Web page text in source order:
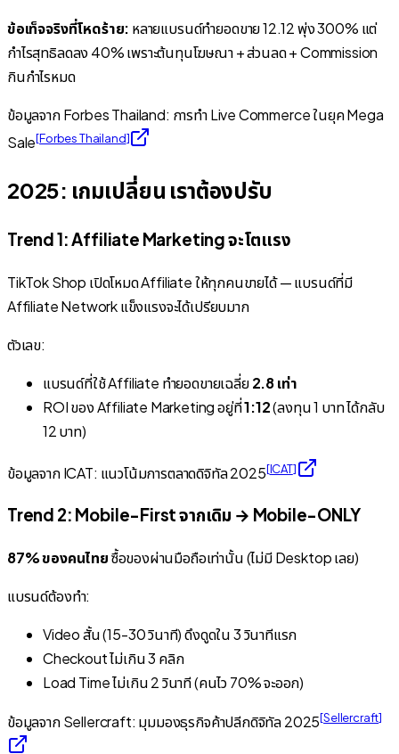
ข้อเท็จจริงที่โหดร้าย: หลายแบรนด์ทำยอดขาย 12.12 พุ่ง 300% แต่
กำไรสุทธิลดลง 40% เพราะต้นทุนโฆษณา + ส่วนลด + Commission
กินกำไรหมด
ข้อมูลจาก Forbes Thailand: การทำ Live Commerce ในยุค Mega
Sale[Forbes Thailand]
2025: เกมเปลี่ยน เราต้องปรับ
Trend 1: Affiliate Marketing จะโตแรง
TikTok Shop เปิดโหมด Affiliate ให้ทุกคนขายได้ — แบรนด์ที่มี
Affiliate Network แข็งแรงจะได้เปรียบมาก
ตัวเลข:
แบรนด์ที่ใช้ Affiliate ทำยอดขายเฉลี่ย 2.8 เท่า
ROIของ Affiliate Marketing อยู่ที่1:12(ลงทุน 1 บาท ได้กลับ
12 บาท)
ข้อมูลจาก ICAT: แนวโน้มการตลาดดิจิทัล 2025[ICAT]
Trend 2: Mobile-First จากเดิม → Mobile-ONLY
87% ของคนไทยซื้อของผ่านมือถือเท่านั้น (ไม่มี Desktop เลย)
แบรนด์ต้องทำ:
Video สั้น (15-30 วินาที) ดึงดูดใน 3 วินาทีแรก
Checkout ไม่เกิน 3 คลิก
Load Time ไม่เกิน 2 วินาที (คนไว 70% จะออก)
ข้อมูลจาก Sellercraft: มุมมองธุรกิจค้าปลีกดิจิทัล 2025[Sellercraft]